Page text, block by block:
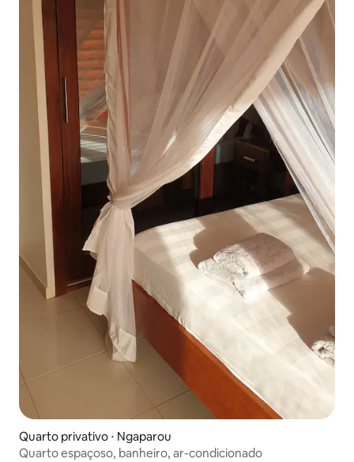
Quarto privativo ⋅ Ngaparou
Quarto espaçoso, banheiro, ar-condicionado